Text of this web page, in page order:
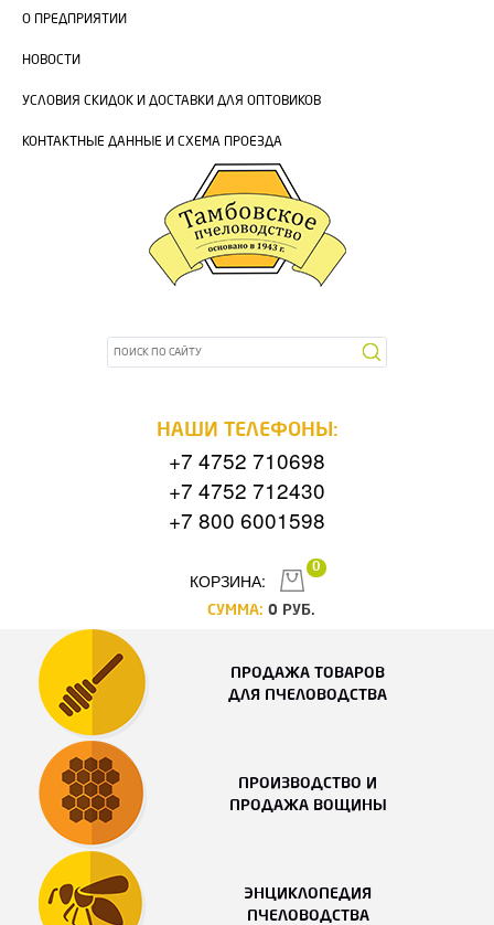
О ПРЕДПРИЯТИИ
НОВОСТИ
УСЛОВИЯ СКИДОК И ДОСТАВКИ ДЛЯ ОПТОВИКОВ
КОНТАКТНЫЕ ДАННЫЕ И СХЕМА ПРОЕЗДА
НАШИ ТЕЛЕФОНЫ:
+7 4752 710698
+7 4752 712430
+7 800 6001598
КОРЗИНА:
0
СУММА: 0 РУБ.
ПРОДАЖА ТОВАРОВ
ДЛЯ ПЧЕЛОВОДСТВА
ПРОИЗВОДСТВО И
ПРОДАЖА ВОЩИНЫ
ЭНЦИКЛОПЕДИЯ
ПЧЕЛОВОДСТВА